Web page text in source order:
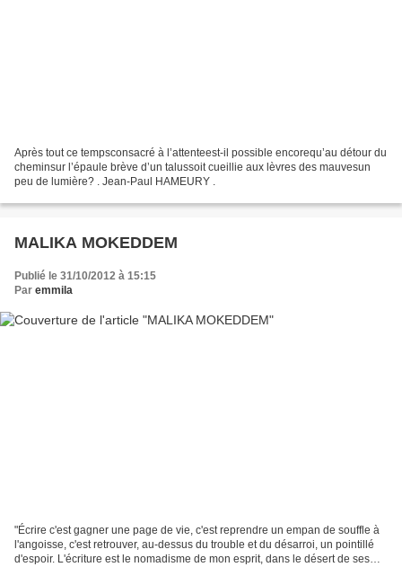
Après tout ce tempsconsacré à l’attenteest-il possible encorequ’au détour du
cheminsur l’épaule brève d’un talussoit cueillie aux lèvres des mauvesun
peu de lumière? . Jean-Paul HAMEURY .
MALIKA MOKEDDEM
Publié le 31/10/2012 à 15:15
Par emmila
"Écrire c'est gagner une page de vie, c'est reprendre un empan de souffle à
l'angoisse, c'est retrouver, au-dessus du trouble et du désarroi, un pointillé
d'espoir. L'écriture est le nomadisme de mon esprit, dans le désert de ses